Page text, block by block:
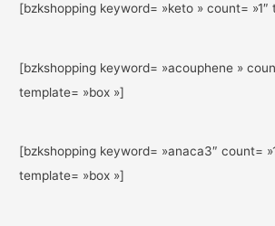
[bzkshopping keyword= »keto » count= »1″
[bzkshopping keyword= »acouphene »
template= »box »]
[bzkshopping keyword= »anaca3″ count=
template= »box »]